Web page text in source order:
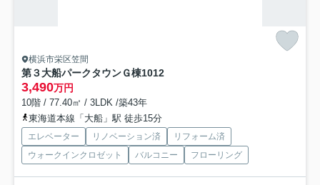
横浜市栄区笠間
第３大船パークタウンＧ棟1012
3,490万円
10階 / 77.40㎡ / 3LDK /築43年
東海道本線「大船」駅 徒歩15分
エレベーター リノベーション済
リフォーム済
ウォークインクロゼット
バルコニー フローリング